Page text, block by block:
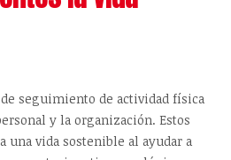
seguimiento de actividad física
y la organización. Estos
vida sostenible al ayudar a